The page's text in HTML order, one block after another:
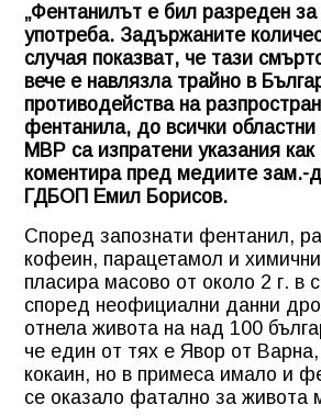
„Фентанилът е бил разреден за
употреба. Задържаните
случая показват, че тази
вече е навлязла трайно в
противодейства на
фентанила, до всички
МВР са изпратени указания
коментира пред медиите зам.-
ГДБОП Емил Борисов.
Според запознати фентанил,
кофеин, парацетамол и
пласира масово от около 2 г. в
според неофициални данни
отнела живота на над 100
че един от тях е Явор от Варна,
кокаин, но в примеса имало и
се оказало фатално за живота